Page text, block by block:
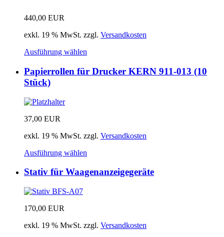
440,00 EUR
exkl. 19 % MwSt. zzgl. Versandkosten
Ausführung wählen
Papierrollen für Drucker KERN 911-013 (10
Stück)
37,00 EUR
exkl. 19 % MwSt. zzgl. Versandkosten
Ausführung wählen
Stativ für Waagenanzeigegeräte
170,00 EUR
exkl. 19 % MwSt. zzgl. Versandkosten